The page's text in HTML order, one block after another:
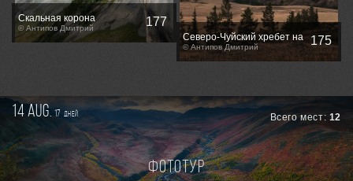
Скальная корона
© Антипов Дмитрий 177
Северо-Чуйский хребет на
рассвете
© Антипов Дмитрий 175
14 aug. 17 дней Всего мест: 12
Фототур